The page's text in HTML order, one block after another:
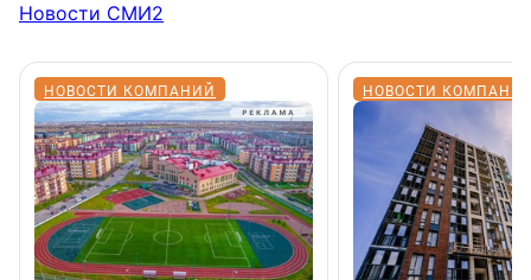
Новости СМИ2
НОВОСТИ КОМПАНИЙ НОВОСТИ